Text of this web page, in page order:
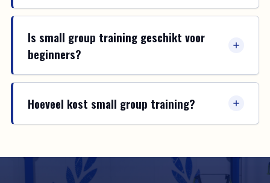
Is small group training geschikt voor
beginners?
Hoeveel kost small group training?